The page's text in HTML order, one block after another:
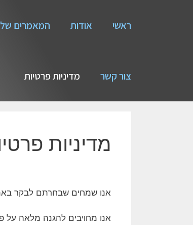
ראשי אודות המאמרים
צור קשר מדיניות פרטיות
מדיניות
אנו שמחים שבחרתם לבקר
אנו מחויבים להגנה מלאה על